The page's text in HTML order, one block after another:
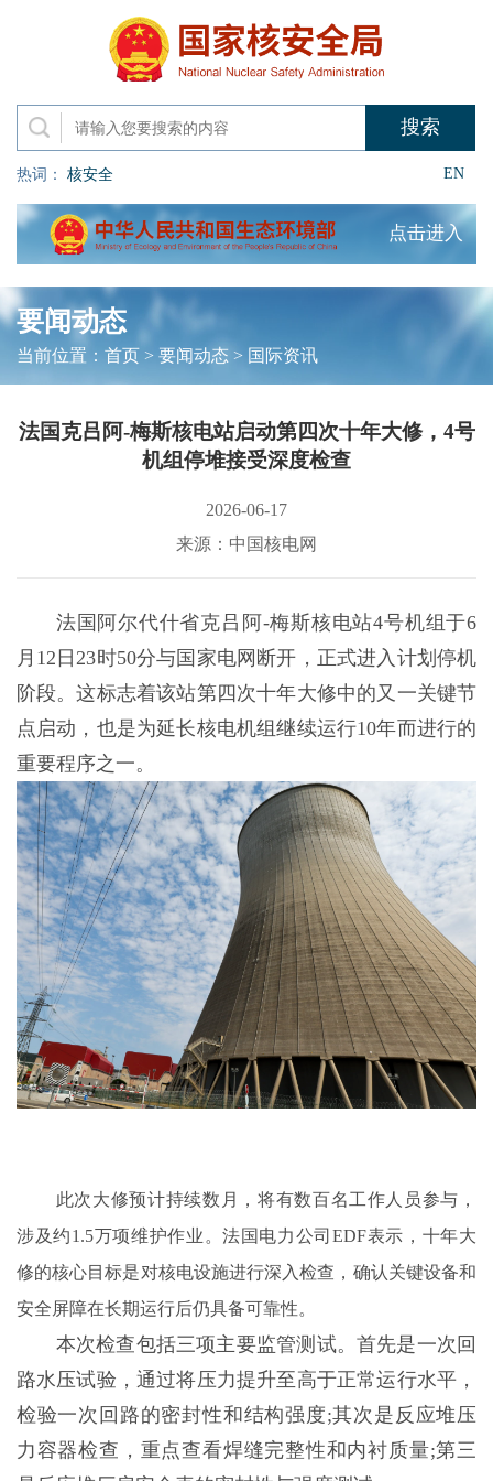
热词： 核安全 EN
点击进入
要闻动态
当前位置： 首页> 要闻动态 > 国际资讯
法国克吕阿-梅斯核电站启动第四次十年大修，4号
机组停堆接受深度检查
2026-06-17
来源：中国核电网
法国阿尔代什省克吕阿-梅斯核电站4号机组于6
月12日23时50分与国家电网断开，正式进入计划停机
阶段。这标志着该站第四次十年大修中的又一关键节
点启动，也是为延长核电机组继续运行10年而进行的
重要程序之一。
此次大修预计持续数月，将有数百名工作人员参与，
涉及约1.5万项维护作业。法国电力公司EDF表示，十年大
修的核心目标是对核电设施进行深入检查，确认关键设备和
安全屏障在长期运行后仍具备可靠性。
本次检查包括三项主要监管测试。首先是一次回
路水压试验，通过将压力提升至高于正常运行水平，
检验一次回路的密封性和结构强度;其次是反应堆压
力容器检查，重点查看焊缝完整性和内衬质量;第三